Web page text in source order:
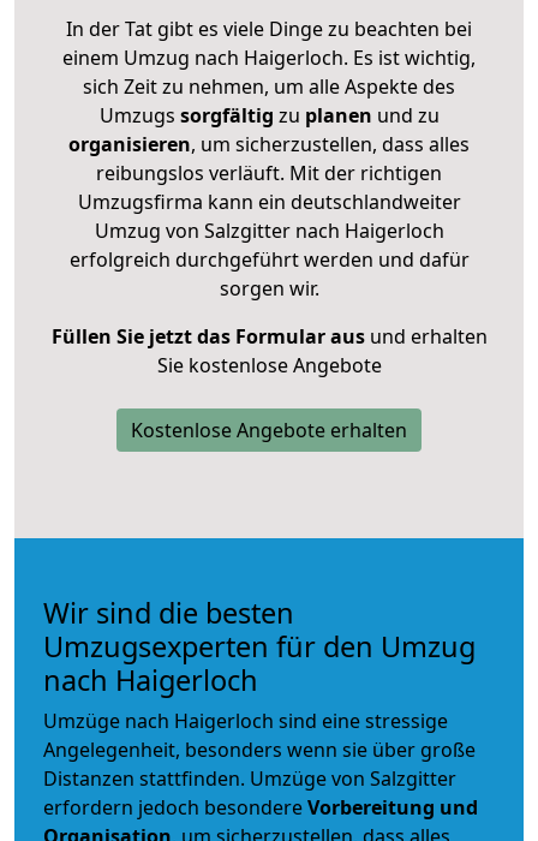
In der Tat gibt es viele Dinge zu beachten bei
einem Umzug nach Haigerloch. Es ist wichtig,
sich Zeit zu nehmen, um alle Aspekte des
Umzugs sorgfältig zu planen und zu
organisieren, um sicherzustellen, dass alles
reibungslos verläuft. Mit der richtigen
Umzugsfirma kann ein deutschlandweiter
Umzug von Salzgitter nach Haigerloch
erfolgreich durchgeführt werden und dafür
sorgen wir.
Füllen Sie jetzt das Formular ausund erhalten
Sie kostenlose Angebote
Kostenlose Angebote erhalten
Wir sind die besten
Umzugsexperten für den Umzug
nach Haigerloch
Umzüge nach Haigerloch sind eine stressige
Angelegenheit, besonders wenn sie über große
Distanzen stattfinden. Umzüge von Salzgitter
erfordern jedoch besondereVorbereitung und